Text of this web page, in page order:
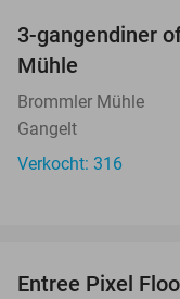
3-gangendiner
Mühle
Brommler Mühle
Gangelt
Verkocht: 316
Entree Pixel